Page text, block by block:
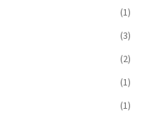
(1)
(3)
(2)
(1)
(1)